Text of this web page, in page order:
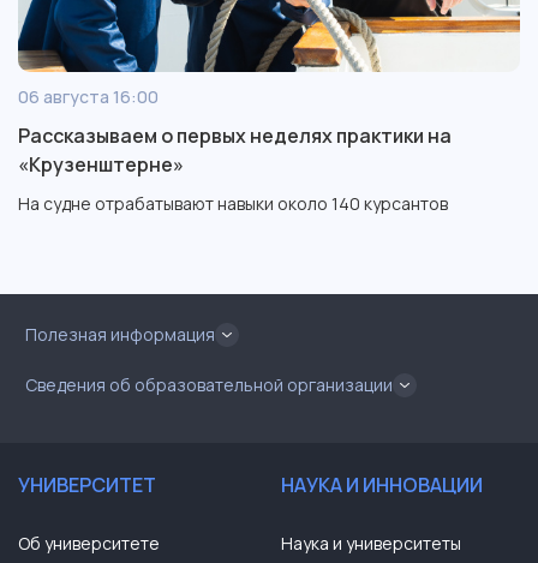
06 августа 16:00
Рассказываем о первых неделях практики на
«Крузенштерне»
На судне отрабатывают навыки около 140 курсантов
Полезная информация
Сведения об образовательной организации
УНИВЕРСИТЕТ
Об университете
НАУКА И ИННОВАЦИИ
Наука и университеты